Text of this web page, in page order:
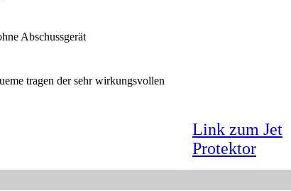
Abschussgerät
tragen der sehr wirkungsvollen
Link zum Jet
Protektor